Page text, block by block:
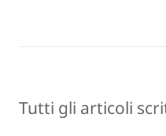
Tutti gli articoli